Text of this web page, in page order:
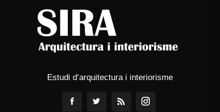
Estudi d’arquitectura i interiorisme